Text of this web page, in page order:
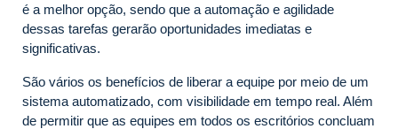
é a melhor opção, sendo que a automação e agilidade
dessas tarefas gerarão oportunidades imediatas e
significativas.
São vários os benefícios de liberar a equipe por meio de um
sistema automatizado, com visibilidade em tempo real. Além
de permitir que as equipes em todos os escritórios concluam